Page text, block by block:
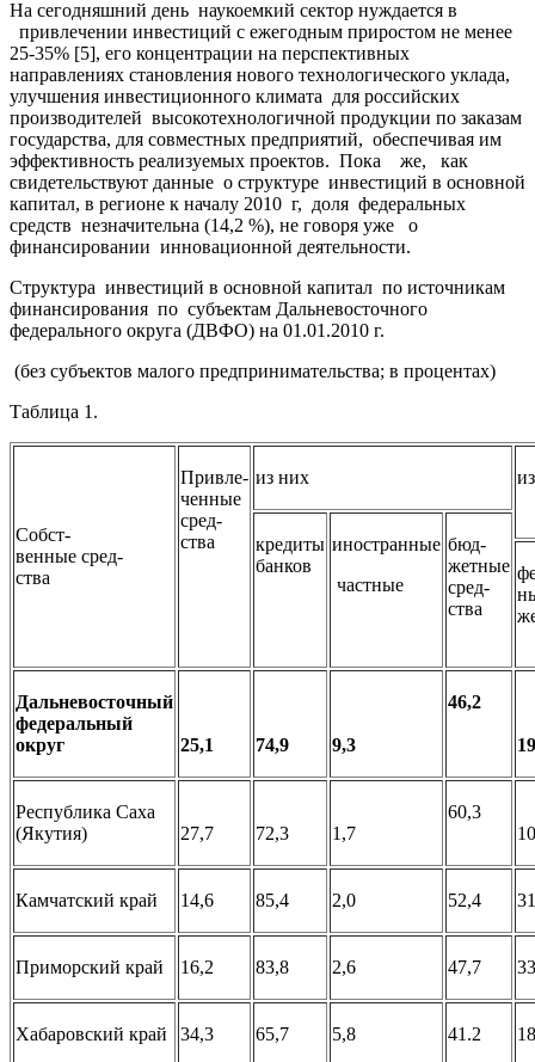
На сегодняшний день наукоемкий сектор нуждается в
привлечении инвестиций с ежегодным приростом не менее
25-35% [5], его концентрации на перспективных
направлениях становления нового технологического уклада,
улучшения инвестиционного климата для российских
производителей высокотехнологичной продукции по заказам
государства, для совместных предприятий, обеспечивая им
эффективность реализуемых проектов. Пока же, как
свидетельствуют данные о структуре инвестиций в основной
капитал, в регионе к началу 2010 г, доля федеральных
средств незначительна (14,2 %), не говоря уже о
финансировании инновационной деятельности.
Структура инвестиций в основной капитал по источникам
финансирования по субъектам Дальневосточного
федерального округа (ДВФО) на 01.01.2010 г.
(без субъектов малого предпринимательства; в процентах)
Таблица 1.
Собст-
венные сред-
ства
Привле-
ченные
сред-
ства
из них
кредиты
банков
иностранные
частные
бюд-
жетные
сред-
ства
Дальневосточный
федеральный
округ
25,1 74,9 9,3
46,2
Республика Саха
(Якутия)
27,7 72,3 1,7
60,3
Камчатский край 14,6 85,4 2,0 52,4
Приморский край 16,2 83,8 2,6 47,7
Хабаровский край 34,3 65,7 5,8 41.2